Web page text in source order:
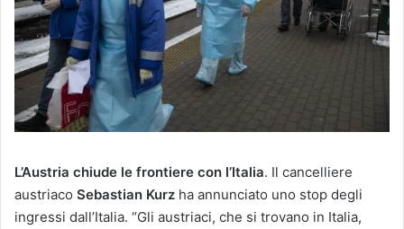
L’Austria chiude le frontiere con l’Italia. Il cancelliere
austriaco Sebastian Kurz ha annunciato uno stop degli
ingressi dall’Italia. “Gli austriaci, che si trovano in Italia,